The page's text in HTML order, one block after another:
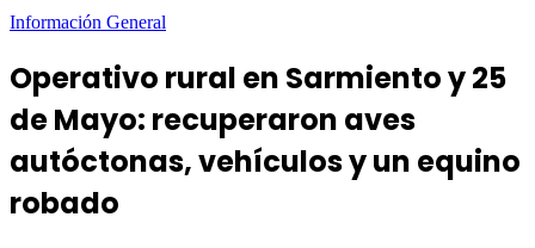
Información General
Operativo rural en Sarmiento y 25
de Mayo: recuperaron aves
autóctonas, vehículos y un equino
robado